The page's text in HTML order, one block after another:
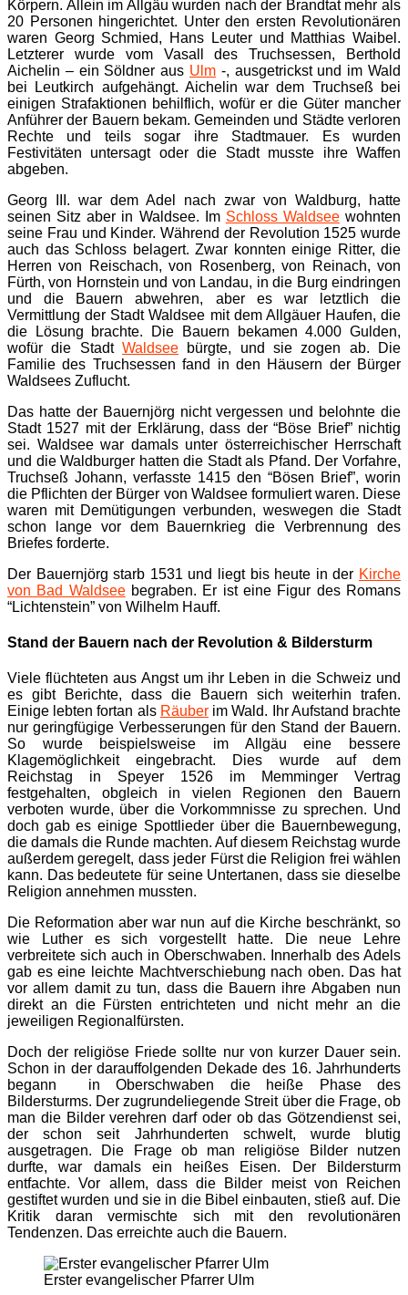
Körpern. Allein im Allgäu wurden nach der Brandtat mehr als
20 Personen hingerichtet. Unter den ersten Revolutionären
waren Georg Schmied, Hans Leuter und Matthias Waibel.
Letzterer wurde vom Vasall des Truchsessen, Berthold
Aichelin – ein Söldner aus Ulm -, ausgetrickst und im Wald
bei Leutkirch aufgehängt. Aichelin war dem Truchseß bei
einigen Strafaktionen behilflich, wofür er die Güter mancher
Anführer der Bauern bekam. Gemeinden und Städte verloren
Rechte und teils sogar ihre Stadtmauer. Es wurden
Festivitäten untersagt oder die Stadt musste ihre Waffen
abgeben.
Georg III. war dem Adel nach zwar von Waldburg, hatte
seinen Sitz aber in Waldsee. Im Schloss Waldseewohnten
seine Frau und Kinder. Während der Revolution 1525 wurde
auch das Schloss belagert. Zwar konnten einige Ritter, die
Herren von Reischach, von Rosenberg, von Reinach, von
Fürth, von Hornstein und von Landau, in die Burg eindringen
und die Bauern abwehren, aber es war letztlich die
Vermittlung der Stadt Waldsee mit dem Allgäuer Haufen, die
die Lösung brachte. Die Bauern bekamen 4.000 Gulden,
wofür die Stadt Waldsee bürgte, und sie zogen ab. Die
Familie des Truchsessen fand in den Häusern der Bürger
Waldsees Zuflucht.
Das hatte der Bauernjörg nicht vergessen und belohnte die
Stadt 1527 mit der Erklärung, dass der “Böse Brief” nichtig
sei. Waldsee war damals unter österreichischer Herrschaft
und die Waldburger hatten die Stadt als Pfand. Der Vorfahre,
Truchseß Johann, verfasste 1415 den “Bösen Brief”, worin
die Pflichten der Bürger von Waldsee formuliert waren. Diese
waren mit Demütigungen verbunden, weswegen die Stadt
schon lange vor dem Bauernkrieg die Verbrennung des
Briefes forderte.
Der Bauernjörg starb 1531 und liegt bis heute in der Kirche
von Bad Waldseebegraben. Er ist eine Figur des Romans
“Lichtenstein” von Wilhelm Hauff.
Stand der Bauern nach der Revolution & Bildersturm
Viele flüchteten aus Angst um ihr Leben in die Schweiz und
es gibt Berichte, dass die Bauern sich weiterhin trafen.
Einige lebten fortan als Räuberim Wald. Ihr Aufstand brachte
nur geringfügige Verbesserungen für den Stand der Bauern.
So wurde beispielsweise im Allgäu eine bessere
Klagemöglichkeit eingebracht. Dies wurde auf dem
Reichstag in Speyer 1526 im Memminger Vertrag
festgehalten, obgleich in vielen Regionen den Bauern
verboten wurde, über die Vorkommnisse zu sprechen. Und
doch gab es einige Spottlieder über die Bauernbewegung,
die damals die Runde machten. Auf diesem Reichstag wurde
außerdem geregelt, dass jeder Fürst die Religion frei wählen
kann. Das bedeutete für seine Untertanen, dass sie dieselbe
Religion annehmen mussten.
Die Reformation aber war nun auf die Kirche beschränkt, so
wie Luther es sich vorgestellt hatte. Die neue Lehre
verbreitete sich auch in Oberschwaben. Innerhalb des Adels
gab es eine leichte Machtverschiebung nach oben. Das hat
vor allem damit zu tun, dass die Bauern ihre Abgaben nun
direkt an die Fürsten entrichteten und nicht mehr an die
jeweiligen Regionalfürsten.
Doch der religiöse Friede sollte nur von kurzer Dauer sein.
Schon in der darauffolgenden Dekade des 16. Jahrhunderts
begann in Oberschwaben die heiße Phase des
Bildersturms. Der zugrundeliegende Streit über die Frage, ob
man die Bilder verehren darf oder ob das Götzendienst sei,
der schon seit Jahrhunderten schwelt, wurde blutig
ausgetragen. Die Frage ob man religiöse Bilder nutzen
durfte, war damals ein heißes Eisen. Der Bildersturm
entfachte. Vor allem, dass die Bilder meist von Reichen
gestiftet wurden und sie in die Bibel einbauten, stieß auf. Die
Kritik daran vermischte sich mit den revolutionären
Tendenzen. Das erreichte auch die Bauern.
Erster evangelischer Pfarrer Ulm